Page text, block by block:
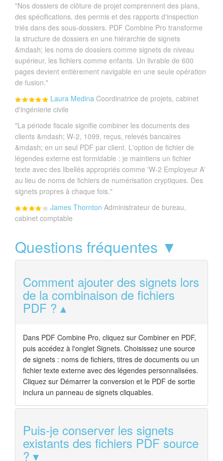
"Nos dossiers de clôture de projet comprennent des plans,
des spécifications, des permis et des rapports d'inspection
triés dans des sous-dossiers. PDF Combine Pro transforme
la structure de dossiers en une hiérarchie de signets
&mdash; les noms de dossiers comme signets de niveau
supérieur, les fichiers comme enfants. Un livrable de 600
pages devient entièrement navigable en une seule opération
de fusion."
Laura Medina Coordinatrice de projets, cabinet
d'ingénierie civile
"La période fiscale signifie combiner les documents des
clients &mdash; W-2, 1099, reçus, relevés bancaires
&mdash; en un seul PDF par client. L'option de fichier de
légendes externe est formidable : je maintiens un fichier
texte avec des libellés appropriés comme 'W-2 Employeur A'
au lieu de noms de fichiers de numérisation cryptiques. Des
signets propres à chaque fois."
James Thornton Administrateur de bureau,
cabinet comptable
Questions fréquentes ▼
Comment ajouter des signets lors
de la combinaison de fichiers
PDF ?
Dans PDF Combine Pro, cliquez sur Combiner en PDF,
puis accédez à l'onglet Signets. Choisissez une source
de signets : noms de fichiers, titres de documents ou un
fichier texte externe avec des légendes personnalisées.
Cliquez sur Démarrer la conversion et le PDF de sortie
inclura un panneau de signets cliquables.
Puis-je conserver les signets
existants des fichiers PDF source
?